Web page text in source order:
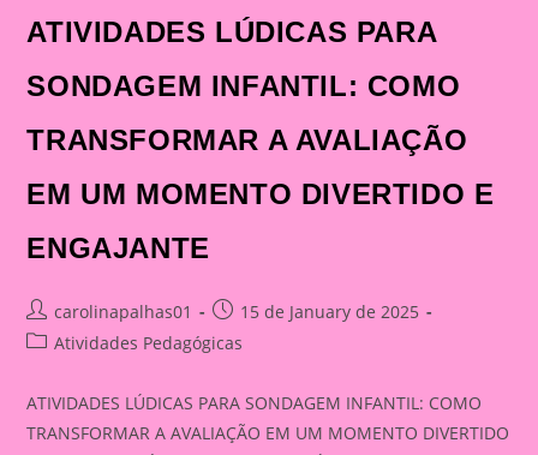
ATIVIDADES LÚDICAS PARA
SONDAGEM INFANTIL: COMO
TRANSFORMAR A AVALIAÇÃO
EM UM MOMENTO DIVERTIDO E
ENGAJANTE
Post
author:
carolinapalhas01
Post
published:
15 de January de 2025
PostAtividades Pedagógicas
ATIVIDADES LÚDICAS PARA SONDAGEM INFANTIL: COMO
TRANSFORMAR A AVALIAÇÃO EM UM MOMENTO DIVERTIDO